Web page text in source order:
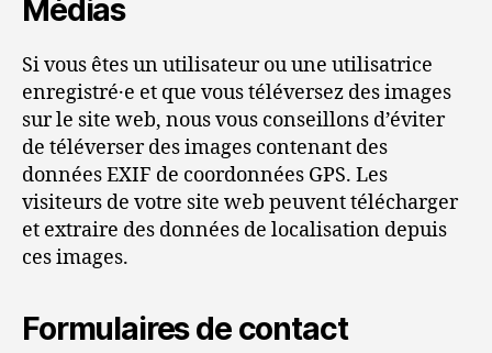
Médias
Si vous êtes un utilisateur ou une utilisatrice
enregistré·e et que vous téléversez des images
sur le site web, nous vous conseillons d’éviter
de téléverser des images contenant des
données EXIF de coordonnées GPS. Les
visiteurs de votre site web peuvent télécharger
et extraire des données de localisation depuis
ces images.
Formulaires de contact